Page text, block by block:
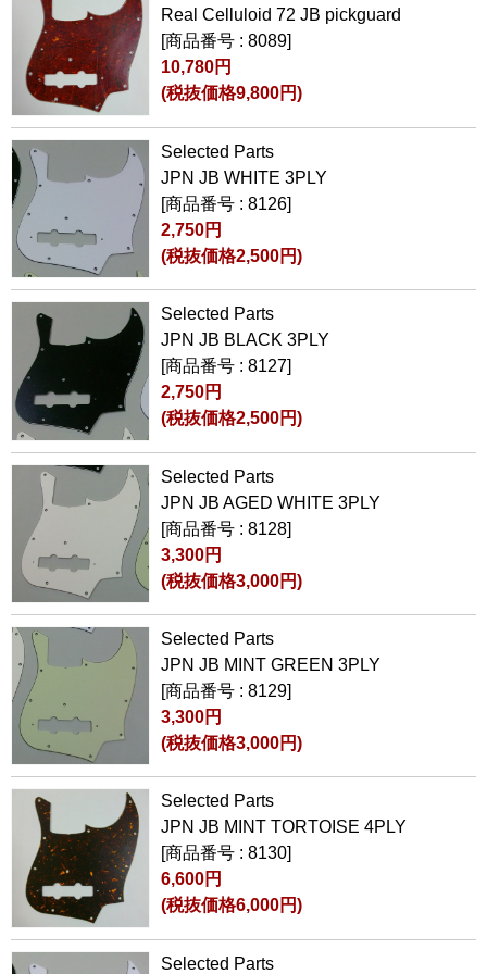
Real Celluloid 72 JB pickguard
[商品番号 : 8089]
10,780円
(税抜価格9,800円)
Selected Parts
JPN JB WHITE 3PLY
[商品番号 : 8126]
2,750円
(税抜価格2,500円)
Selected Parts
JPN JB BLACK 3PLY
[商品番号 : 8127]
2,750円
(税抜価格2,500円)
Selected Parts
JPN JB AGED WHITE 3PLY
[商品番号 : 8128]
3,300円
(税抜価格3,000円)
Selected Parts
JPN JB MINT GREEN 3PLY
[商品番号 : 8129]
3,300円
(税抜価格3,000円)
Selected Parts
JPN JB MINT TORTOISE 4PLY
[商品番号 : 8130]
6,600円
(税抜価格6,000円)
Selected Parts